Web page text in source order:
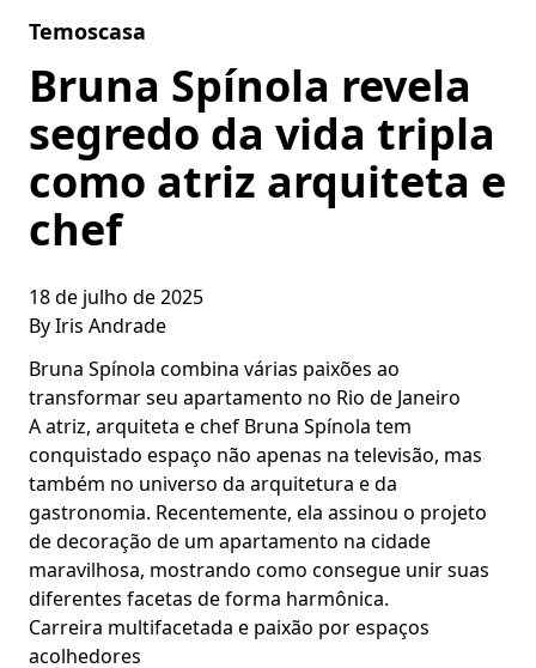
Temoscasa
Bruna Spínola revela
segredo da vida tripla
como atriz arquiteta e
chef
18 de julho de 2025
ByIris Andrade
Bruna Spínola combina várias paixões ao
transformar seu apartamento no Rio de Janeiro
A atriz, arquiteta e chef Bruna Spínola tem
conquistado espaço não apenas na televisão, mas
também no universo da arquitetura e da
gastronomia. Recentemente, ela assinou o projeto
de decoração de um apartamento na cidade
maravilhosa, mostrando como consegue unir suas
diferentes facetas de forma harmônica.
Carreira multifacetada e paixão por espaços
acolhedores